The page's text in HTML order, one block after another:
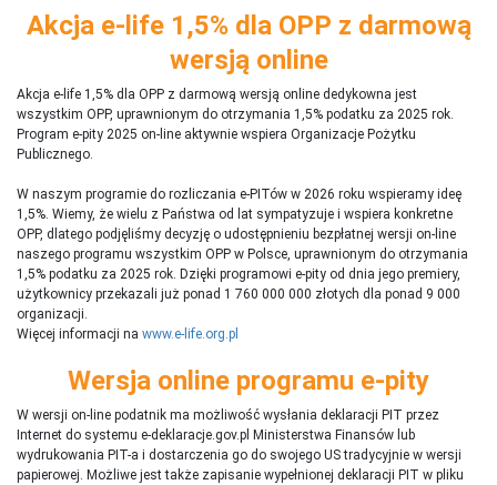
Akcja e-life 1,5% dla OPP z darmową
wersją online
Akcja e-life 1,5% dla OPP z darmową wersją online dedykowna jest
wszystkim OPP, uprawnionym do otrzymania 1,5% podatku za 2025 rok.
Program e-pity 2025 on-line aktywnie wspiera Organizacje Pożytku
Publicznego.
W naszym programie do rozliczania e-PITów w 2026 roku wspieramy ideę
1,5%. Wiemy, że wielu z Państwa od lat sympatyzuje i wspiera konkretne
OPP, dlatego podjęliśmy decyzję o udostępnieniu bezpłatnej wersji on-line
naszego programu wszystkim OPP w Polsce, uprawnionym do otrzymania
1,5% podatku za 2025 rok. Dzięki programowi e-pity od dnia jego premiery,
użytkownicy przekazali już ponad 1 760 000 000 złotych dla ponad 9 000
organizacji.
Więcej informacji na www.e-life.org.pl
Wersja online programu e-pity
W wersji on-line podatnik ma możliwość wysłania deklaracji PIT przez
Internet do systemu e-deklaracje.gov.pl Ministerstwa Finansów lub
wydrukowania PIT-a i dostarczenia go do swojego US tradycyjnie w wersji
papierowej. Możliwe jest także zapisanie wypełnionej deklaracji PIT w pliku